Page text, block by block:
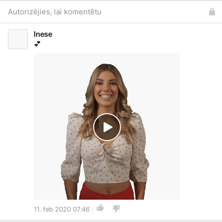
Autorizējies, lai komentētu
Inese
💕
11. feb 2020 07:46 ·